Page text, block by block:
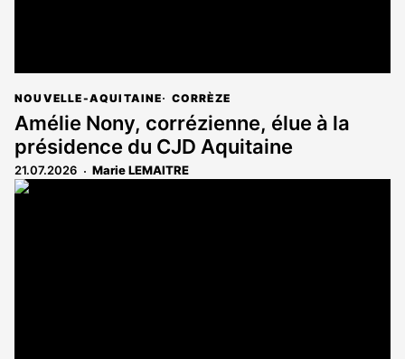
NOUVELLE-AQUITAINE CORRÈZE
Amélie Nony, corrézienne, élue à la
présidence du CJD Aquitaine
21.07.2026 Marie LEMAITRE